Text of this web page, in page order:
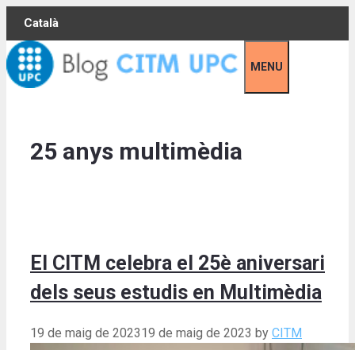
Skip
content
Català
MENU
25 anys multimèdia
El CITM celebra el 25è aniversari
dels seus estudis en Multimèdia
19 de maig de 202319 de maig de 2023 by CITM